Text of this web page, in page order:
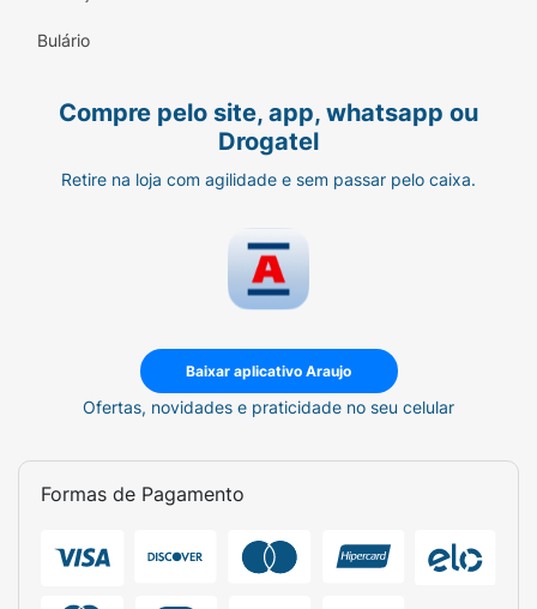
Sabor:
Peso Líquido:20g
Diferenciais:Zero açúcar e Não contém
Bulário
Compre pelo site, app, whatsapp ou
Drogatel
Retire na loja com agilidade e sem passar pelo caixa.
Baixar aplicativo Araujo
Ofertas, novidades e praticidade no seu celular
Formas de Pagamento